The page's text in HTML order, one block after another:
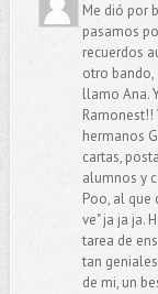
Me dió por
pasamos
recuerdos
otro bando,
llamo Ana.
Ramonest!!
hermanos
cartas,
alumnos y
Poo, al que
ve" ja ja ja.
tarea de
tan
de mi, un